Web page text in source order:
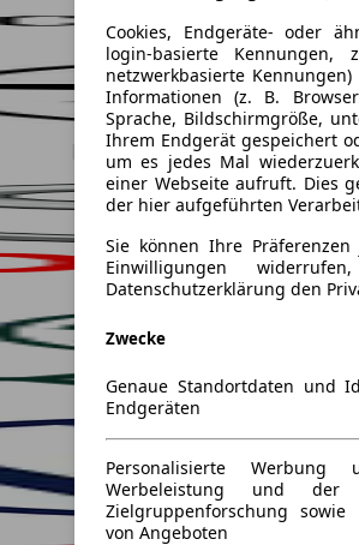
Cookies, Endgeräte- oder
login-basierte Kennungen,
netzwerkbasierte
Informationen (z. B.
Sprache, Bildschirmgröße,
Ihrem Endgerät gespeichert
um es jedes Mal
einer Webseite aufruft. Dies
der hier aufgeführten
Sie können Ihre
Einwilligungen
Datenschutzerklärung den
Zwecke
Genaue Standortdaten und
Endgeräten
Personalisierte
Werbeleistung und der
Zielgruppenforschung
von Angeboten